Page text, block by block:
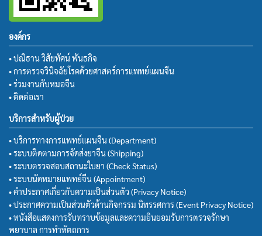
องค์กร
• ปณิธาน วิสัยทัศน์ พันธกิจ
• การตรวจวินิจฉัยโรคด้วยศาสตร์การแพทย์แผนจีน
• ร่วมงานกับหมอจีน
• ติดต่อเรา
บริการสำหรับผู้ป่วย
• บริการทางการแพทย์แผนจีน (Department)
• ระบบติดตามการจัดส่งยาจีน (Shipping)
• ระบบตรวจสอบสถานะใบยา (Check Status)
• ระบบนัดหมายแพทย์จีน (Appointment)
• คำประกาศเกี่ยวกับความเป็นส่วนตัว (Privacy Notice)
• ประกาศความเป็นส่วนตัวด้านกิจกรรม นิทรรศการ (Event Privacy Notice)
• หนังสือแสดงการรับทราบข้อมูลและความยินยอมรับการตรวจรักษา
พยาบาล การทำหัตถการ